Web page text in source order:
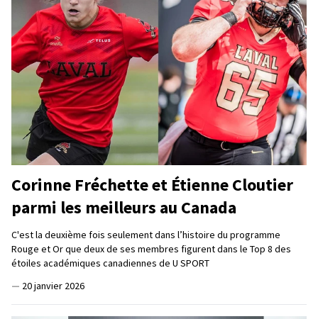
Corinne Fréchette et Étienne Cloutier
parmi les meilleurs au Canada
C'est la deuxième fois seulement dans l’histoire du programme
Rouge et Or que deux de ses membres figurent dans le Top 8 des
étoiles académiques canadiennes de U SPORT
— 20 janvier 2026